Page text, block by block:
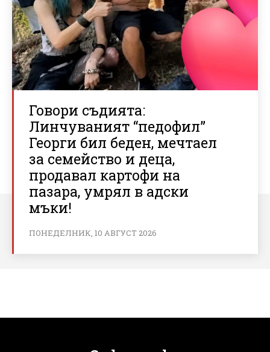
Говори съдията:
Линчуваният “педофил”
Георги бил беден, мечтаел
за семейство и деца,
продавал картофи на
пазара, умрял в адски
мъки!
ПОНЕДЕЛНИК, 10 АВГУСТ 2026